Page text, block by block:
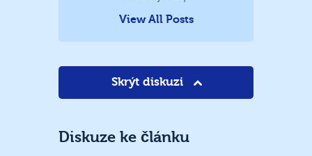
View All Posts
Skrýt diskuzi
Diskuze ke článku